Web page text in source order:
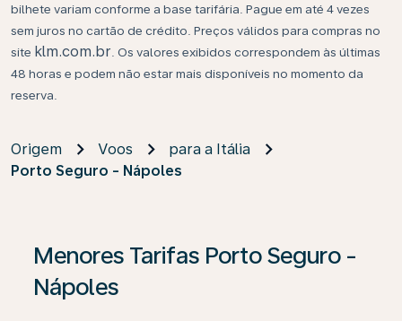
bilhete variam conforme a base tarifária. Pague em até 4 vezes
sem juros no cartão de crédito. Preços válidos para compras no
site klm.com.br . Os valores exibidos correspondem às últimas
48 horas e podem não estar mais disponíveis no momento da
reserva.
Origem Voos
para a Itália
Porto Seguro - Nápoles
Menores Tarifas Porto Seguro -
Nápoles
Se não forem encontrados resultados, clique em